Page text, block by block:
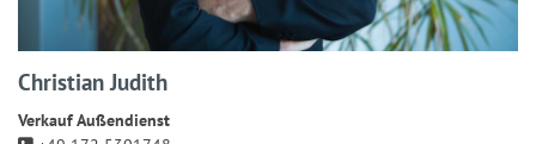
Christian Judith
Verkauf Außendienst